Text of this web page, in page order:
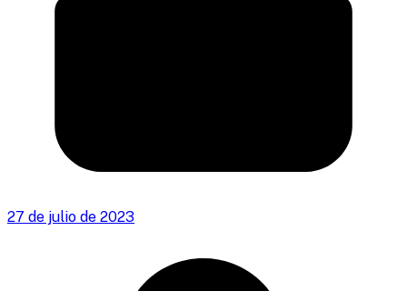
27 de julio de 2023